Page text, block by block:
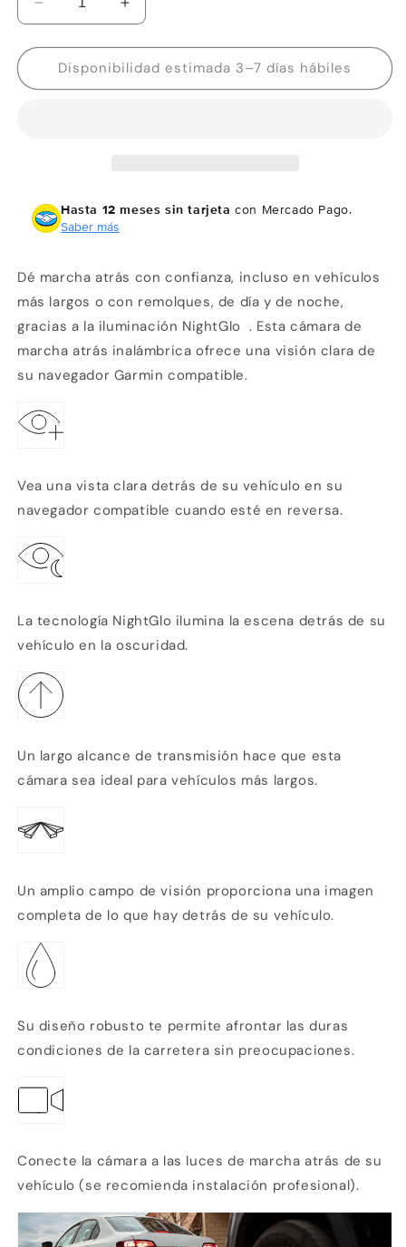
Reducir
cantidad
para
Garmin
BC
Aumentar
cantidad
para
Garmin
BC
Disponibilidad estimada 3–7 días hábiles
Hasta 12 meses sin tarjeta con Mercado Pago.
Saber más
Dé marcha atrás con confianza, incluso en vehículos
más largos o con remolques, de día y de noche,
gracias a la iluminación NightGlo . Esta cámara de
marcha atrás inalámbrica ofrece una visión clara de
su navegador Garmin compatible.
Vea una vista clara detrás de su vehículo en su
navegador compatible cuando esté en reversa.
La tecnología NightGlo ilumina la escena detrás de su
vehículo en la oscuridad.
Un largo alcance de transmisión hace que esta
cámara sea ideal para vehículos más largos.
Un amplio campo de visión proporciona una imagen
completa de lo que hay detrás de su vehículo.
Su diseño robusto te permite afrontar las duras
condiciones de la carretera sin preocupaciones.
Conecte la cámara a las luces de marcha atrás de su
vehículo (se recomienda instalación profesional).